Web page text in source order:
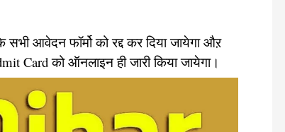
आवेदन फॉर्मो को रद्द कर दिया जायेगा औऱ
Card को ऑनलाइन ही जारी किया जायेगा।